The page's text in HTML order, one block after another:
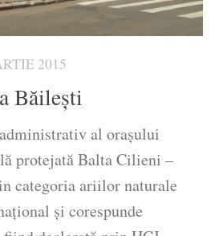
2015
Băileşti
al oraşului
protejată Balta Cilieni –
categoria ariilor naturale
și corespunde